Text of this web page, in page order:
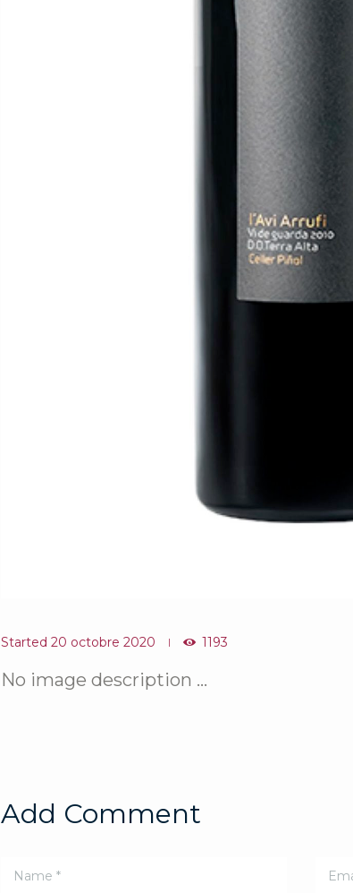
Started 20 octobre 2020 1193
No image description ...
Add Comment